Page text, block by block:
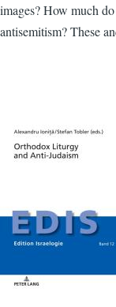
images? How much
antisemitism? These